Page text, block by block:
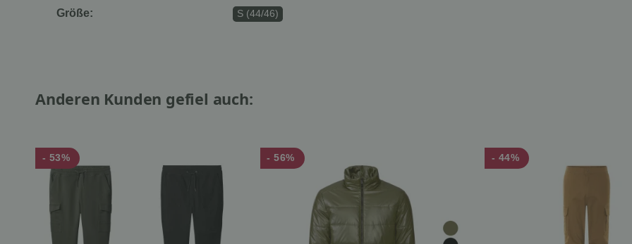
Größe: S (44/46)
Anderen Kunden gefiel auch:
- 53% - 56% - 44%